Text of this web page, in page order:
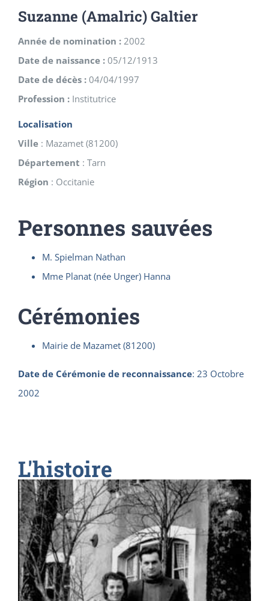
Suzanne (Amalric) Galtier
Année de nomination : 2002
Date de naissance : 05/12/1913
Date de décès : 04/04/1997
Profession : Institutrice
Localisation
Ville : Mazamet (81200)
Département : Tarn
Région : Occitanie
Personnes sauvées
M. Spielman Nathan
Mme Planat (née Unger) Hanna
Cérémonies
Mairie de Mazamet (81200)
Date de Cérémonie de reconnaissance: 23 Octobre
2002
L'histoire